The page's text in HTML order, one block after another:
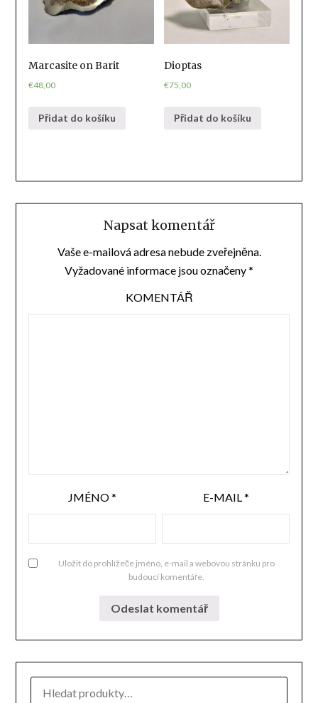
Marcasite on Barit
€48,00
Přidat do košíku
Dioptas
€75,00
Přidat do košíku
Napsat komentář
Vaše e-mailová adresa nebude zveřejněna.
Vyžadované informace jsou označeny*
KOMENTÁŘ
JMÉNO* E-MAIL*
Uložit do prohlížeče jméno, e-mail a webovou stránku pro
budoucí komentáře.